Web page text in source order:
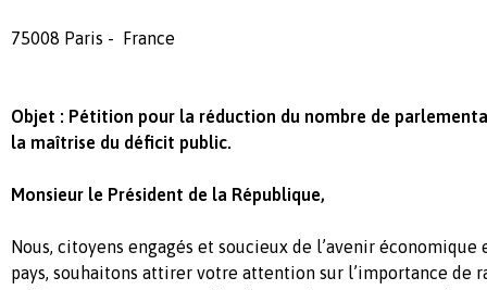
75008 Paris - France
Objet : Pétition pour la réduction du nombre de
la maîtrise du déficit public.
Monsieur le Président de la République,
Nous, citoyens engagés et soucieux de l’avenir
pays, souhaitons attirer votre attention sur l’importance de